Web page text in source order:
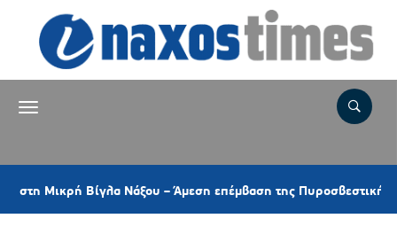
Βίγλα Νάξου – Άμεση επέμβαση της Πυροσβεστικής και